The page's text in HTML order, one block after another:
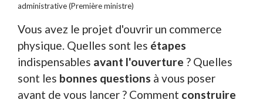
administrative (Première ministre)
Vous avez le projet d'ouvrir un commerce
physique. Quelles sont les étapes
indispensables avant l'ouverture ? Quelles
sont les bonnes questions à vous poser
avant de vous lancer ? Comment construire